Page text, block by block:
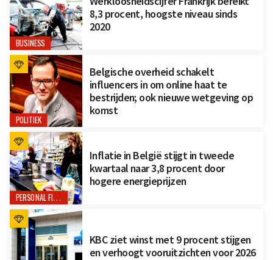
BUSINESS
8,3 procent, hoogste niveau sinds
2020
POLITIEK
Belgische overheid schakelt
influencers in om online haat te
bestrijden; ook nieuwe wetgeving op
komst
PERSONAL FINANCE
Inflatie in België stijgt in tweede
kwartaal naar 3,8 procent door
hogere energieprijzen
KBC ziet winst met 9 procent stijgen
en verhoogt vooruitzichten voor 2026